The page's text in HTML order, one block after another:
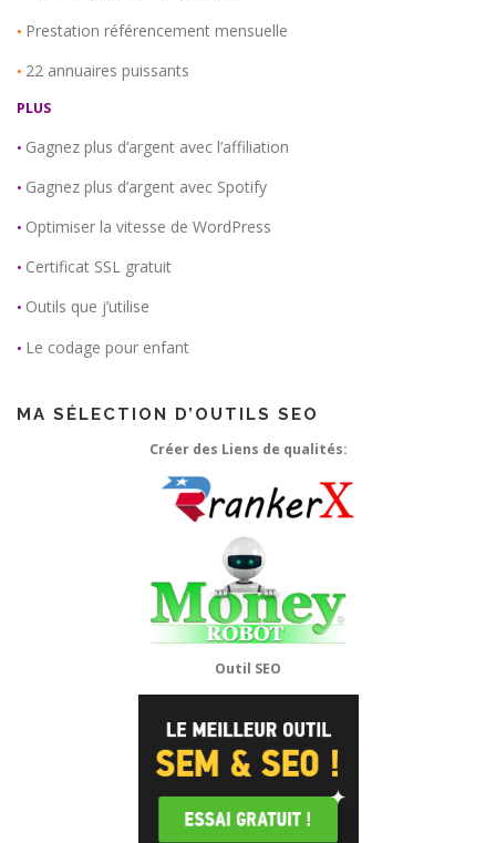
• Prestation référencement mensuelle
• 22 annuaires puissants
PLUS
• Gagnez plus d’argent avec l’affiliation
• Gagnez plus d’argent avec Spotify
• Optimiser la vitesse de WordPress
• Certificat SSL gratuit
• Outils que j’utilise
• Le codage pour enfant
MA SÉLECTION D’OUTILS SEO
Créer des Liens de qualités:
Outil SEO